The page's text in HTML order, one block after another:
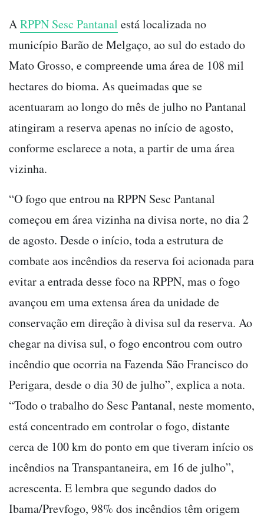
ARPPN Sesc Pantanal está localizada no
município Barão de Melgaço, ao sul do estado do
Mato Grosso, e compreende uma área de 108 mil
hectares do bioma. As queimadas que se
acentuaram ao longo do mês de julho no Pantanal
atingiram a reserva apenas no início de agosto,
conforme esclarece a nota, a partir de uma área
vizinha.
“O fogo que entrou na RPPN Sesc Pantanal
começou em área vizinha na divisa norte, no dia 2
de agosto. Desde o início, toda a estrutura de
combate aos incêndios da reserva foi acionada para
evitar a entrada desse foco na RPPN, mas o fogo
avançou em uma extensa área da unidade de
conservação em direção à divisa sul da reserva. Ao
chegar na divisa sul, o fogo encontrou com outro
incêndio que ocorria na Fazenda São Francisco do
Perigara, desde o dia 30 de julho”, explica a nota.
“Todo o trabalho do Sesc Pantanal, neste momento,
está concentrado em controlar o fogo, distante
cerca de 100 km do ponto em que tiveram início os
incêndios na Transpantaneira, em 16 de julho”,
acrescenta. E lembra que segundo dados do
Ibama/Prevfogo, 98% dos incêndios têm origem